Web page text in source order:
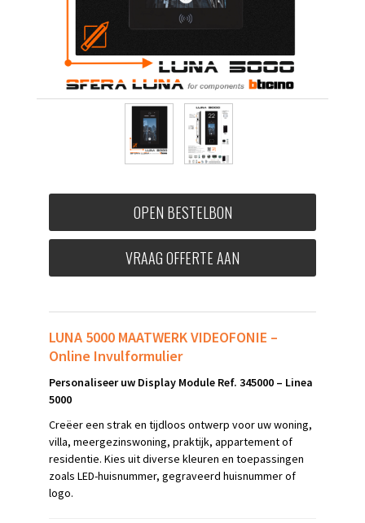
OPEN BESTELBON
VRAAG OFFERTE AAN
LUNA 5000 MAATWERK VIDEOFONIE –
Online Invulformulier
Personaliseer uw Display Module Ref. 345000 – Linea
5000
Creëer een strak en tijdloos ontwerp voor uw woning,
villa, meergezinswoning, praktijk, appartement of
residentie. Kies uit diverse kleuren en toepassingen
zoals LED-huisnummer, gegraveerd huisnummer of
logo.